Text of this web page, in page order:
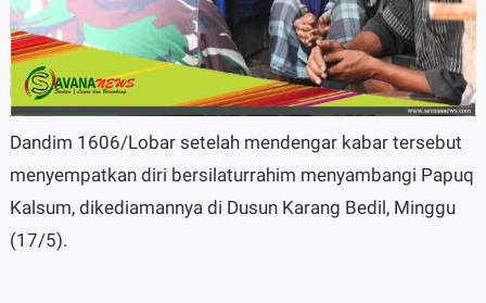
Dandim 1606/Lobar setelah mendengar kabar tersebut
menyempatkan diri bersilaturrahim menyambangi Papuq
Kalsum, dikediamannya di Dusun Karang Bedil, Minggu
(17/5).